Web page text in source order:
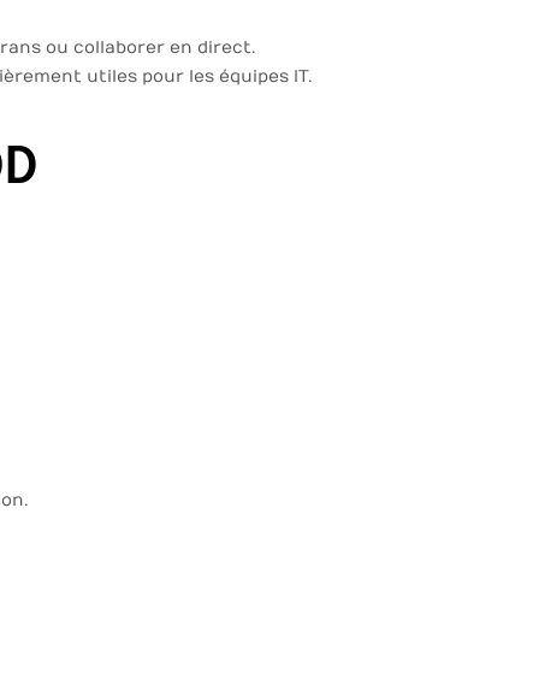
ou collaborer en direct.
utiles pour les équipes IT.